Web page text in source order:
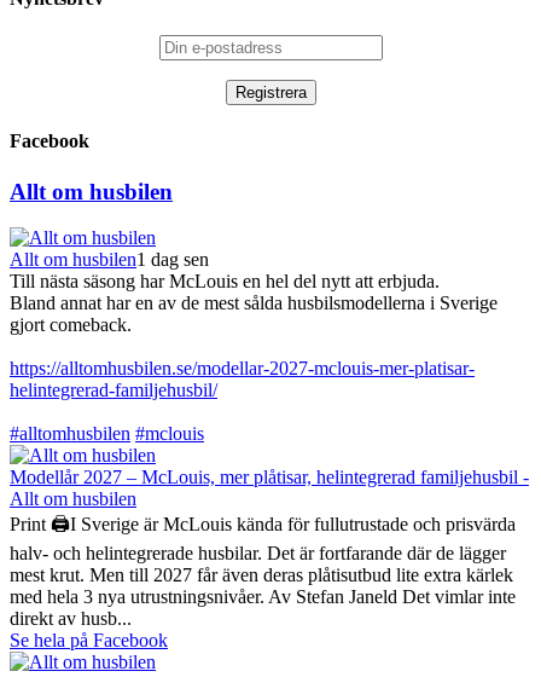
Facebook
Allt om husbilen
Allt om husbilen1 dag sen
Till nästa säsong har McLouis en hel del nytt att erbjuda.
Bland annat har en av de mest sålda husbilsmodellerna i Sverige
gjort comeback.
https://alltomhusbilen.se/modellar-2027-mclouis-mer-platisar-
helintegrerad-familjehusbil/
#alltomhusbilen #mclouis
Modellår 2027 – McLouis, mer plåtisar, helintegrerad familjehusbil -
Allt om husbilen
Print 🖨I Sverige är McLouis kända för fullutrustade och prisvärda
halv- och helintegrerade husbilar. Det är fortfarande där de lägger
mest krut. Men till 2027 får även deras plåtisutbud lite extra kärlek
med hela 3 nya utrustningsnivåer. Av Stefan Janeld Det vimlar inte
direkt av husb...
Se hela på Facebook